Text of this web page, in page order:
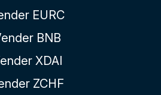
EURC
BNB
XDAI
ZCHF